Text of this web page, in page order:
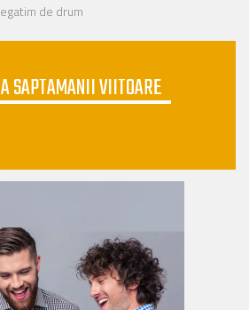
de drum
SAPTAMANII VIITOARE